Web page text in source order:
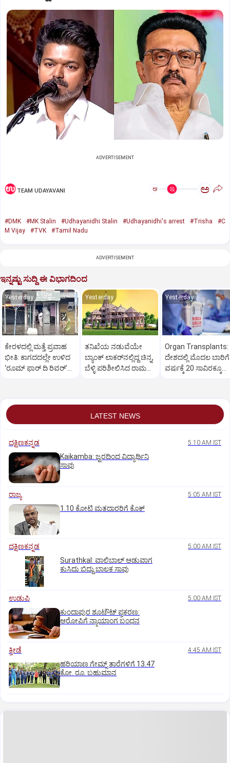
ADVERTISEMENT
TEAM UDAYAVANI ಅ ಅ
#DMK #MK Stalin #Udhayanidhi Stalin #Udhayanidhi's arrest #Trisha
#C
M Vijay
#TVK #Tamil Nadu
ADVERTISEMENT
ಇನ್ನಷ್ಟು ಸುದ್ದಿ ಈ ವಿಭಾಗದಿಂದ
Yesterday
ಕೇರಳದಲ್ಲಿ ಮತ್ತೆ ಪ್ರವಾಹ
ಭೀತಿ: ಕಾಗದದಲ್ಲೇ ಉಳಿದ
‘ರೂಮ್ ಫಾರ್ ದಿ ರಿವರ್’
Yesterday
ತನಿಖೆಯ ನಡುವೆಯೇ
ಬ್ಯಾಂಕ್ ಲಾಕರ್‌ನಲ್ಲಿದ್ದ ಚಿನ್ನ,
ಬೆಳ್ಳಿ ಪರಿಶೀಲಿಸಿದ ರಾಮ
Yesterday
Organ Transplants:
ದೇಶದಲ್ಲಿ ಮೊದಲ ಬಾರಿಗೆ
ವರ್ಷಕ್ಕೆ 20 ಸಾವಿರಕ್ಕೂ
LATEST NEWS
ದಕ್ಷಿಣಕನ್ನಡ 5:10 AM IST
Kaikamba: ಜ್ವರದಿಂದ ವಿದ್ಯಾರ್ಥಿನಿ
ಸಾವು
ರಾಜ್ಯ 5:05 AM IST
1.10 ಕೋಟಿ ಮತದಾರರಿಗೆ ಕೊಕ್‌
ದಕ್ಷಿಣಕನ್ನಡ 5:00 AM IST
Surathkal: ವಾಲಿಬಾಲ್ ಆಡುವಾಗ
ಕುಸಿದು ಬಿದ್ದು ಬಾಲಕ ಸಾವು
ಉಡುಪಿ 5:00 AM IST
ಕುಂದಾಪುರ ಶೂಟೌಟ್ ಪ್ರಕರಣ:
ಆರೋಪಿಗೆ ನ್ಯಾಯಾಂಗ ಬಂಧನ
ಕ್ರೀಡೆ 4:45 AM IST
ಹರಿಯಾಣ ಗೇಮ್ಸ್‌ ತಾರೆಗಳಿಗೆ 13.47
ಕೋ. ರೂ. ಬಹುಮಾನ